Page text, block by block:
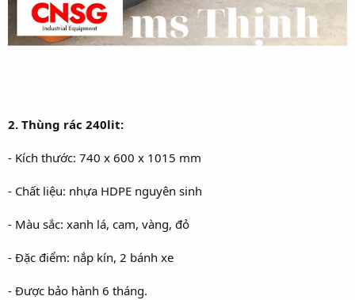
2. Thùng rác 240lit:
- Kích thước: 740 x 600 x 1015 mm
- Chất liệu: nhựa HDPE nguyên sinh
- Màu sắc: xanh lá, cam, vàng, đỏ
- Đặc điểm: nắp kín, 2 bánh xe
- Được bảo hành 6 tháng.